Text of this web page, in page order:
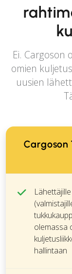
Ei. Cargoson
omien
uusien
Cargoson
Lähettäjille
olemassa
hallintaan